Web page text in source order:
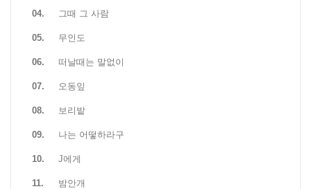
04. 그때 그 사람
05. 무인도
06. 떠날때는 말없이
07. 오동잎
08. 보리밭
09. 나는 어떻하라구
10. J에게
11. 밤안개